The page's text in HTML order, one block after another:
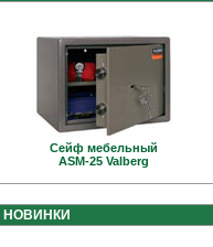
Сейф мебельный
ASM-25 Valberg
НОВИНКИ